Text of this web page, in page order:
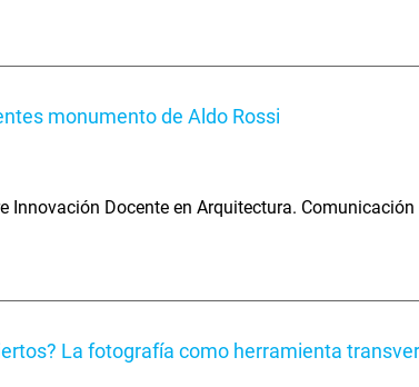
monumento de Aldo Rossi
Innovación Docente en Arquitectura. Comunicación
La fotografía como herramienta